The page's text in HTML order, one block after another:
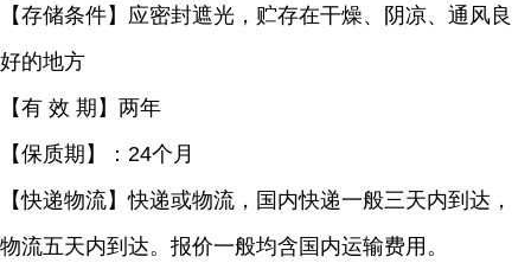
【存储条件】应密封遮光，贮存在干燥、阴凉、通风良
好的地方
【有 效 期】两年
【保质期】： 24个月
【快递物流】快递或物流，国内快递一般三天内到达，
物流五天内到达。报价一般均含国内运输费用。